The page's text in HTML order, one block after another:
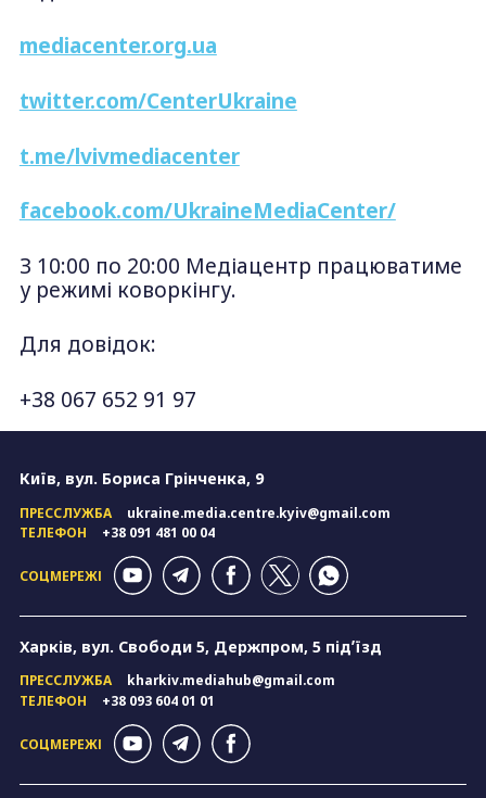
mediacenter.org.ua
twitter.com/CenterUkraine
t.me/lvivmediacenter
facebook.com/UkraineMediaCenter/
З 10:00 по 20:00 Медіацентр працюватиме
у режимі коворкінгу.
Для довідок:
+38 067 652 91 97
Київ, вул. Бориса Грінченка, 9
ПРЕССЛУЖБА
ukraine.media.centre.kyiv@gmail.com
ТЕЛЕФОН
+38 091 481 00 04
СОЦМЕРЕЖІ
Харків, вул. Свободи 5, Держпром, 5 підʼїзд
ПРЕССЛУЖБА
kharkiv.mediahub@gmail.com
ТЕЛЕФОН
+38 093 604 01 01
СОЦМЕРЕЖІ